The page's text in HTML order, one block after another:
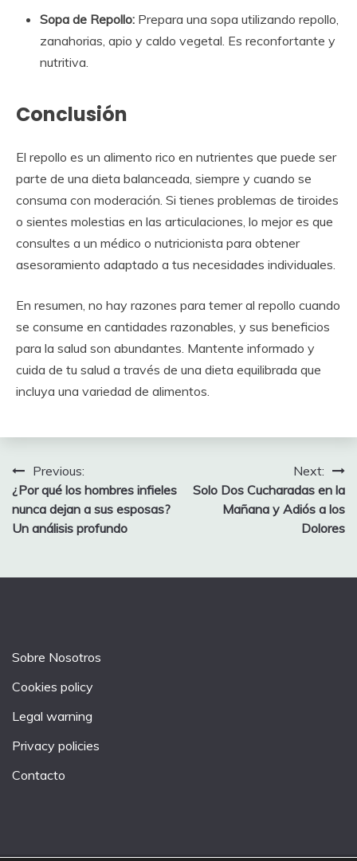
Sopa de Repollo: Prepara una sopa utilizando repollo,
zanahorias, apio y caldo vegetal. Es reconfortante y
nutritiva.
Conclusión
El repollo es un alimento rico en nutrientes que puede ser
parte de una dieta balanceada, siempre y cuando se
consuma con moderación. Si tienes problemas de tiroides
o sientes molestias en las articulaciones, lo mejor es que
consultes a un médico o nutricionista para obtener
asesoramiento adaptado a tus necesidades individuales.
En resumen, no hay razones para temer al repollo cuando
se consume en cantidades razonables, y sus beneficios
para la salud son abundantes. Mantente informado y
cuida de tu salud a través de una dieta equilibrada que
incluya una variedad de alimentos.
Post
navigation
Previous:
¿Por qué los hombres infieles
nunca dejan a sus esposas?
Un análisis profundo
Next:
Solo Dos Cucharadas en la
Mañana y Adiós a los
Dolores
Sobre Nosotros
Cookies policy
Legal warning
Privacy policies
Contacto